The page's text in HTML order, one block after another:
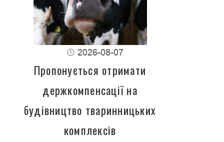
2026-08-07
Пропонується отримати
держкомпенсації на
будівництво тваринницьких
комплексів